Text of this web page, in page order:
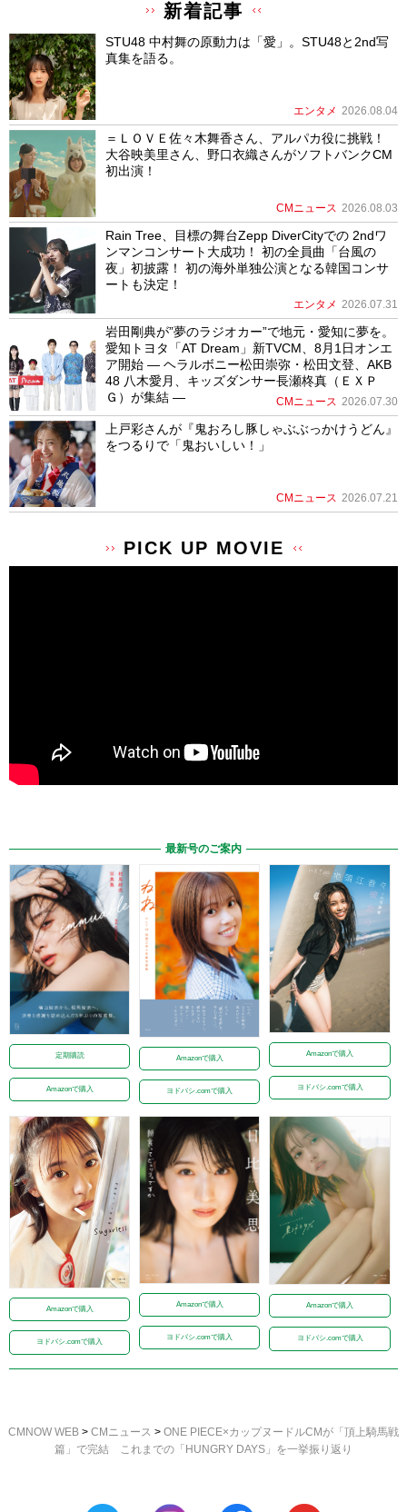
新着記事
STU48 中村舞の原動力は「愛」。STU48と2nd写
真集を語る。
エンタメ 2026.08.04
＝ＬＯＶＥ佐々木舞香さん、アルパカ役に挑戦！
大谷映美里さん、野口衣織さんがソフトバンクCM
初出演！
CMニュース 2026.08.03
Rain Tree、目標の舞台Zepp DiverCityでの 2ndワ
ンマンコンサート大成功！ 初の全員曲「台風の
夜」初披露！ 初の海外単独公演となる韓国コンサ
ートも決定！
エンタメ 2026.07.31
岩田剛典が”夢のラジオカー”で地元・愛知に夢を。
愛知トヨタ「AT Dream」新TVCM、8月1日オンエ
ア開始 ― ヘラルボニー松田崇弥・松田文登、AKB
48 八木愛月、キッズダンサー長瀬柊真（ＥＸＰ
Ｇ）が集結 ―
CMニュース 2026.07.30
上戸彩さんが『鬼おろし豚しゃぶぶっかけうどん』
をつるりで「鬼おいしい！」
CMニュース 2026.07.21
PICK UP MOVIE
最新号のご案内
定期購読
Amazonで購入
Amazonで購入
ヨドバシ.comで購入
Amazonで購入
ヨドバシ.comで購入
Amazonで購入
ヨドバシ.comで購入
Amazonで購入
ヨドバシ.comで購入
Amazonで購入
ヨドバシ.comで購入
CMNOW WEB > CMニュース > ONE PIECE×カップヌードルCMが「頂上騎馬戦
篇」で完結 これまでの「HUNGRY DAYS」を一挙振り返り